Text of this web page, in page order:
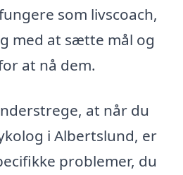
som livscoach,
med at sætte mål og
at nå dem.
at når du
i Albertslund, er
problemer, du